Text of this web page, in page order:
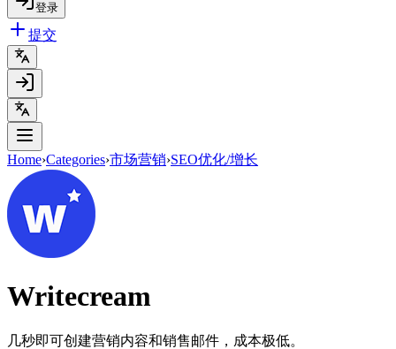
登录
提交
Home›Categories›市场营销›SEO优化/增长
Writecream
几秒即可创建营销内容和销售邮件，成本极低。